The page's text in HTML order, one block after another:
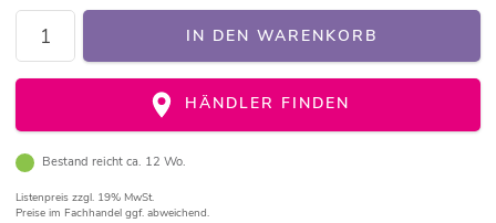
IN DEN WARENKORB
HÄNDLER FINDEN
Bestand reicht ca. 12 Wo.
Listenpreis zzgl. 19% MwSt.
Preise im Fachhandel ggf. abweichend.